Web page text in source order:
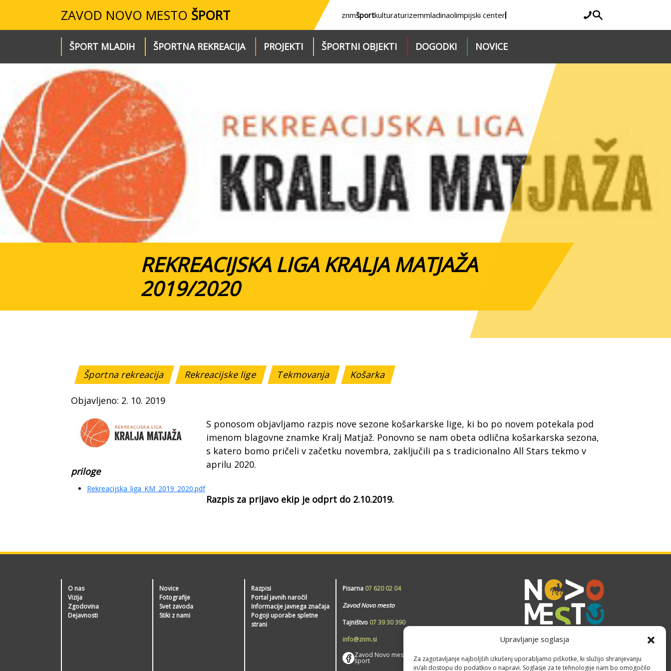
Upravljanje soglasja
Za zagotavljanje najboljših izkušenj uporabljamo piškotke, ki služijo shranjevanju
in/ali dostopu do podatkov o napravi. Soglasje za te tehnologije nam bo omogočilo
ZAVOD NOVO MESTO ŠPORT znmšportkulturaturizemmladinaolimpijski center
ŠPORT MLADIH ŠPORTNA REKREACIJA PROJEKTI ŠPORTNI OBJEKTI DOGODKI NOVICE
REKREACIJSKA LIGA KRALJA MATJAŽA
2019/2020
Športna rekreacija Rekreacijske lige Tekmovanja Košarka
Objavljeno: 2. 10. 2019
priloge
Rekreacijska_liga_KM_2019_2020.pdf
S ponosom objavljamo razpis nove sezone košarkarske lige, ki bo po novem potekala pod
imenom blagovne znamke Kralj Matjaž. Ponovno se nam obeta odlična košarkarska sezona,
s katero bomo pričeli v začetku novembra, zaključili pa s tradicionalno All Stars tekmo v
aprilu 2020.
Razpis za prijavo ekip je odprt do 2.10.2019.
O nas
Vizija
Zgodovina
Dejavnosti
Novice
Fotografije
Svet zavoda
Stiki z nami
Razpisi
Portal javnih naročil
Informacije javnega značaja
Pogoji uporabe spletne
strani
Pisarna 07 620 02 04
Zavod Novo mesto
Tajništvo 07 39 30 390
info@znm.si
Zavod Novo mesto –
šport